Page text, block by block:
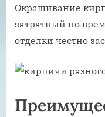
Окрашивание
затратный по
отделки честно